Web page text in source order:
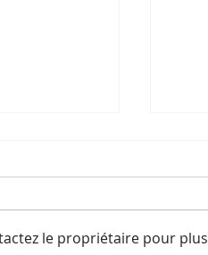
le propriétaire pour plus